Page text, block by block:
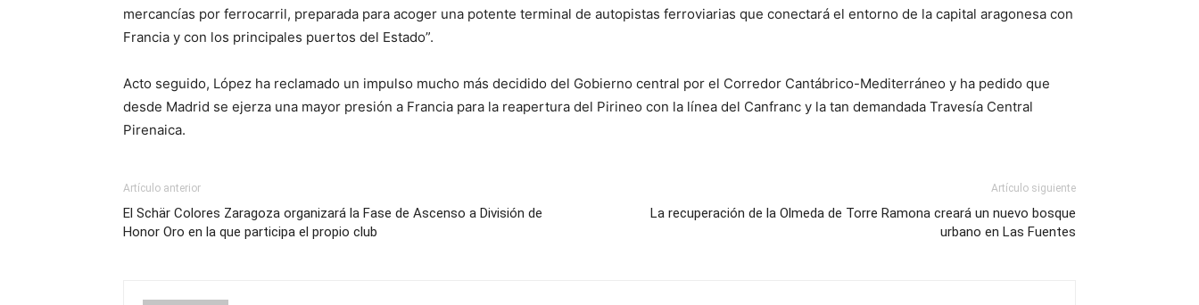
mercancías por ferrocarril, preparada para acoger una potente terminal de autopistas ferroviarias que conectará el entorno de la capital aragonesa con
Francia y con los principales puertos del Estado”.
Acto seguido, López ha reclamado un impulso mucho más decidido del Gobierno central por el Corredor Cantábrico-Mediterráneo y ha pedido que
desde Madrid se ejerza una mayor presión a Francia para la reapertura del Pirineo con la línea del Canfranc y la tan demandada Travesía Central
Pirenaica.
Artículo anterior
El Schär Colores Zaragoza organizará la Fase de Ascenso a División de
Honor Oro en la que participa el propio club
Artículo siguiente
La recuperación de la Olmeda de Torre Ramona creará un nuevo bosque
urbano en Las Fuentes